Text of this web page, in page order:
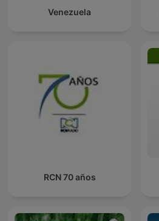
Venezuela
RCN 70 años